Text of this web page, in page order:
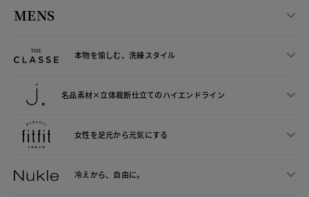
MENS
本物を愉しむ、洗練スタイル
名品素材×立体裁断仕立てのハイエンドライン
女性を足元から元気にする
冷えから、 自由に。